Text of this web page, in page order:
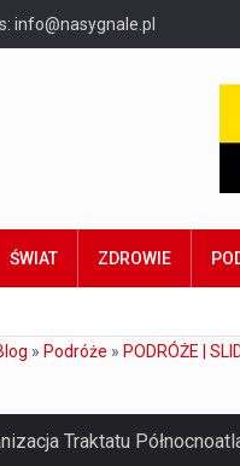
info@nasygnale.pl
ŚWIAT ZDROWIE
» Podróże » PODRÓŻE |